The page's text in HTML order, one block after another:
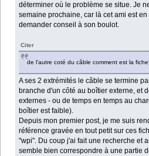
déterminer où le problème se situe. Je
semaine prochaine, car là cet ami est
demander conseil à son boulot.
Citer
de l'autre coté du câble comment est la
A ses 2 extrémités le câble se termine
branche d'un côté au boîtier externe, et
externes - ou de temps en temps au
boîtier est faible).
Depuis mon premier post, je me suis
référence gravée en tout petit sur ces
"wpi". Du coup j'ai fait une recherche et
semble bien correspondre à une partie